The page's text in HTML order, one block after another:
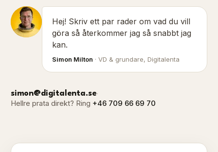
Hej! Skriv ett par rader om vad du vill
göra så återkommer jag så snabbt jag
kan.
Simon Milton · VD & grundare, Digitalenta
simon@digitalenta.se·
Hellre prata direkt? Ring +46 709 66 69 70